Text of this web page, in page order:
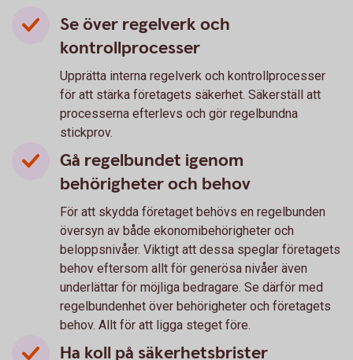
Se över regelverk och
kontrollprocesser
Upprätta interna regelverk och kontrollprocesser
för att stärka företagets säkerhet. Säkerställ att
processerna efterlevs och gör regelbundna
stickprov.
Gå regelbundet igenom
behörigheter och behov
För att skydda företaget behövs en regelbunden
översyn av både ekonomibehörigheter och
beloppsnivåer. Viktigt att dessa speglar företagets
behov eftersom allt för generösa nivåer även
underlättar för möjliga bedragare. Se därför med
regelbundenhet över behörigheter och företagets
behov. Allt för att ligga steget före.
Ha koll på säkerhetsbrister